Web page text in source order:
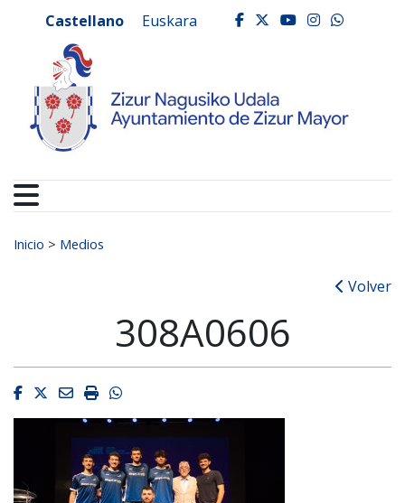
Ayuntamiento de
Castellano Euskara facebook
twitter
youtube
Buscar:
Inicio > Medios
Volver
308A0606
Facebook
Twitter
EmailImprimirWhatsapp